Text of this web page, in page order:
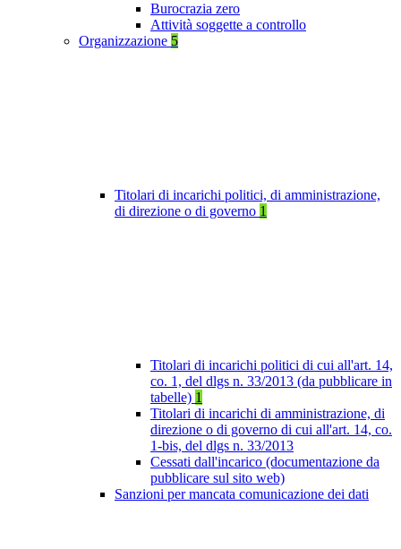
Burocrazia zero
Attività soggette a controllo
Organizzazione 5
Titolari di incarichi politici, di amministrazione,
di direzione o di governo 1
Titolari di incarichi politici di cui all'art. 14,
co. 1, del dlgs n. 33/2013 (da pubblicare in
tabelle) 1
Titolari di incarichi di amministrazione, di
direzione o di governo di cui all'art. 14, co.
1-bis, del dlgs n. 33/2013
Cessati dall'incarico (documentazione da
pubblicare sul sito web)
Sanzioni per mancata comunicazione dei dati